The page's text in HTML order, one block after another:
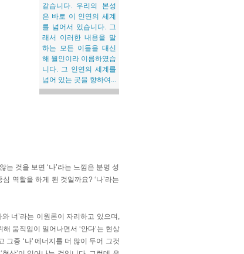
같습니다. 우리의 본성
은 바로 이 인연의 세계
를 넘어서 있습니다. 그
래서 이러한 내용을 말
하는 모든 이들을 대신
해 월인이라 이름하였습
니다. 그 인연의 세계를
넘어 있는 곳을 향하여...
는 것을 보면 ‘나’라는 느낌은 분명 성
역할을 하게 된 것일까요? ‘나’라는
너’라는 이원론이 자리하고 있으며,
움직임이 일어나면서 ‘안다’는 현상
그중 ‘나' 에너지를 더 많이 두어 그것